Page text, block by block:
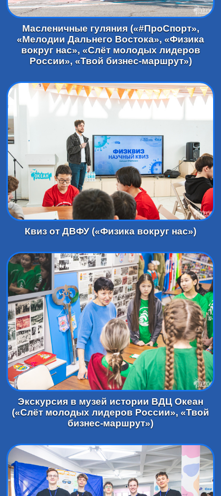
Масленичные гуляния («#ПроСпорт»,
«Мелодии Дальнего Востока», «Физика
вокруг нас», «Слёт молодых лидеров
России», «Твой бизнес-маршрут»)
Квиз от ДВФУ («Физика вокруг нас»)
Экскурсия в музей истории ВДЦ Океан
(«Слёт молодых лидеров России», «Твой
бизнес-маршрут»)